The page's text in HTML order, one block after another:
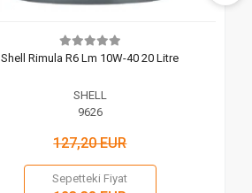
Shell Rimula R6 Lm 10W-40 20 Litre
SHELL
9626
127,20 EUR
Sepetteki FiyatSepete Ekle